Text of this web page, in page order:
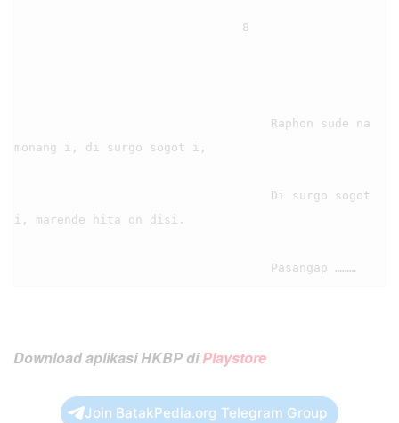
monang i, di surgo sogot i,
i, marende hita on disi.
Download aplikasi HKBP diPlaystore
Join BatakPedia.org Telegram Group